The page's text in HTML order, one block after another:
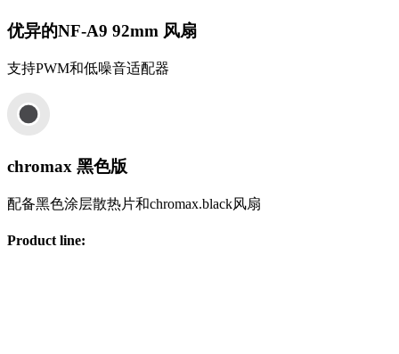
优异的NF-A9 92mm 风扇
支持PWM和低噪音适配器
chromax 黑色版
配备黑色涂层散热片和chromax.black风扇
Product line: